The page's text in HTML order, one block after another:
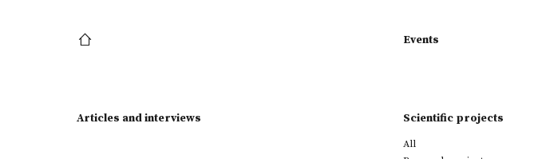
Events
Articles and interviews Scientific projects
All